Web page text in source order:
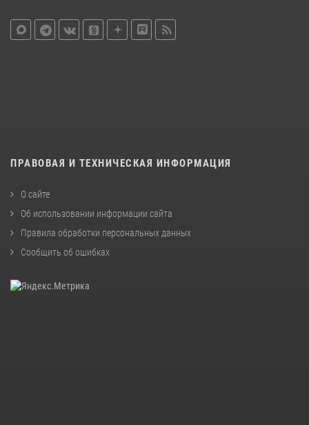
ПРАВОВАЯ И ТЕХНИЧЕСКАЯ ИНФОРМАЦИЯ
О сайте
Об использовании информации сайта
Правила обработки персональных данных
Сообщить об ошибках